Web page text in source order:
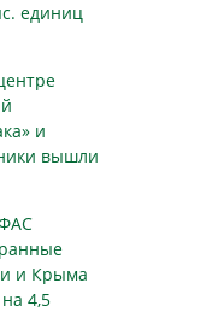
единиц
и
вышли
и Крыма
4,5